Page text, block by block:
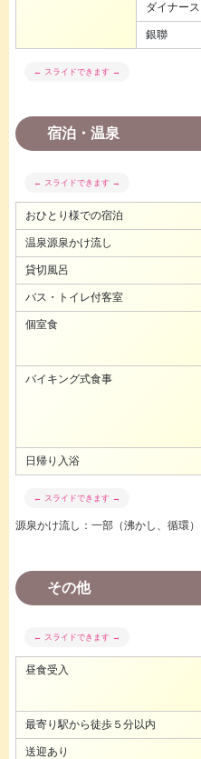
ダイナー
銀聯
宿泊・温泉
おひとり様での宿泊
温泉源泉かけ流し
貸切風呂
バス・トイレ付客室
個室食
バイキング式食事
日帰り入浴
源泉かけ流し：一部（沸かし、循環）
その他
昼食受入
最寄り駅から徒歩５分以内
送迎あり